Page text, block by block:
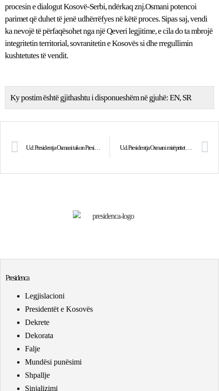
procesin e dialogut Kosovë-Serbi, ndërkaq znj.Osmani potencoi
parimet që duhet të jenë udhërrëfyes në këtë proces. Sipas saj, vendi
ka nevojë të përfaqësohet nga një Qeveri legjitime, e cila do ta mbrojë
integritetin territorial, sovranitetin e Kosovës si dhe rregullimin
kushtetutes të vendit.
Ky postim është gjithashtu i disponueshëm në gjuhë:EN SR
U.d. Presidentja Osmani takon Presidentin e Parlamentit Evropian, David Sassoli
Presidenca
Legjislacioni
Presidentët e Kosovës
Dekrete
Dekorata
Falje
Mundësi punësimi
Shpallje
Sinjalizimi